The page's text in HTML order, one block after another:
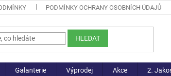
PODMÍNKY OCHRANY OSOBNÍCH ÚDAJŮ
HLEDAT
Galanterie Výprodej Akce 2.